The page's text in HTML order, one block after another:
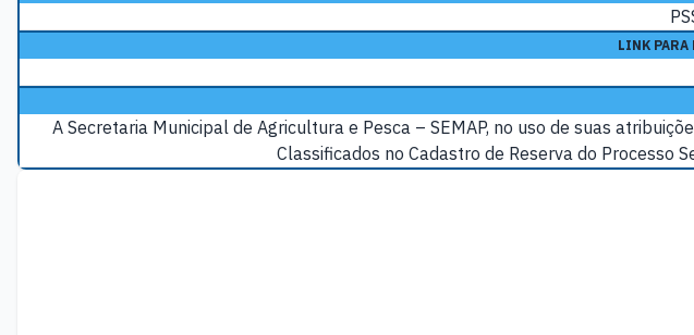
LINK PARA
A Secretaria Municipal de Agricultura e Pesca – SEMAP, no uso de suas
Classificados no Cadastro de Reserva do